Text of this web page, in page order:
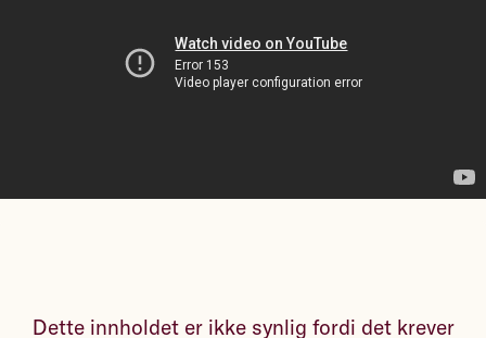
Dette innholdet er ikke synlig fordi det krever